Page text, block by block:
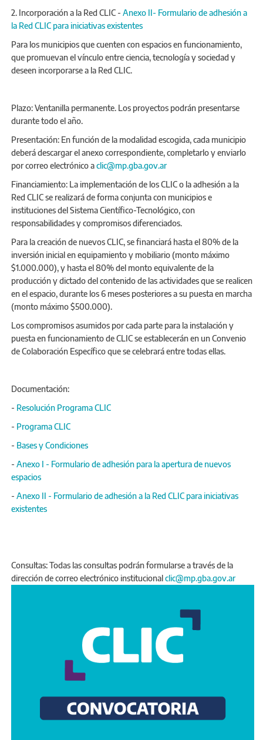
2. Incorporación a la Red CLIC - Anexo II- Formulario de adhesión a
la Red CLIC para iniciativas existentes
Para los municipios que cuenten con espacios en funcionamiento,
que promuevan el vínculo entre ciencia, tecnología y sociedad y
deseen incorporarse a la Red CLIC.
Plazo: Ventanilla permanente. Los proyectos podrán presentarse
durante todo el año.
Presentación: En función de la modalidad escogida, cada municipio
deberá descargar el anexo correspondiente, completarlo y enviarlo
por correo electrónico aclic@mp.gba.gov.ar
Financiamiento: La implementación de los CLIC o la adhesión a la
Red CLIC se realizará de forma conjunta con municipios e
instituciones del Sistema Científico-Tecnológico, con
responsabilidades y compromisos diferenciados.
Para la creación de nuevos CLIC, se financiará hasta el 80% de la
inversión inicial en equipamiento y mobiliario (monto máximo
$1.000.000), y hasta el 80% del monto equivalente de la
producción y dictado del contenido de las actividades que se realicen
en el espacio, durante los 6 meses posteriores a su puesta en marcha
(monto máximo $500.000).
Los compromisos asumidos por cada parte para la instalación y
puesta en funcionamiento de CLIC se establecerán en un Convenio
de Colaboración Específico que se celebrará entre todas ellas.
Documentación:
- Resolución Programa CLIC
- Programa CLIC
- Bases y Condiciones
- Anexo I - Formulario de adhesión para la apertura de nuevos
espacios
- Anexo II - Formulario de adhesión a la Red CLIC para iniciativas
existentes
Consultas: Todas las consultas podrán formularse a través de la
dirección de correo electrónico institucionalclic@mp.gba.gov.ar